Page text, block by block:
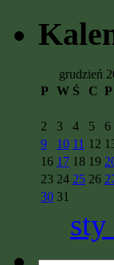
grudzień
P W Ś C P
2
3 4 5 6
9
10 11 12
16 17 18 19
23 24 25 26
30 31
sty